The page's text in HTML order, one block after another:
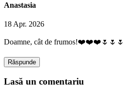
Anastasia
18 Apr. 2026
Doamne, cât de frumos!❤️❤️❤️🌷🌷🌷
Răspunde
Lasă un comentariu